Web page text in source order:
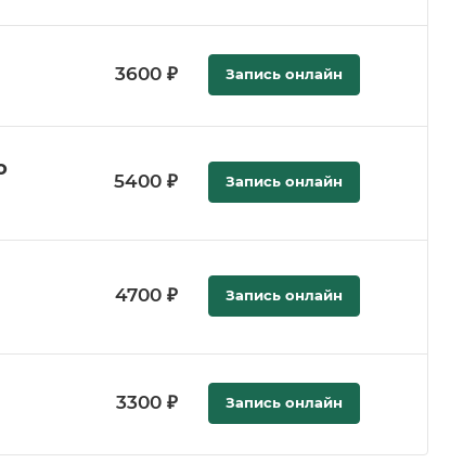
3600 ₽ Запись онлайн
5400 ₽ Запись онлайн
4700 ₽ Запись онлайн
3300 ₽ Запись онлайн